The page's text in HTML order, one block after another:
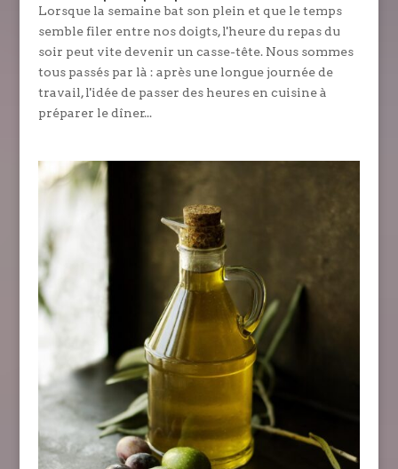
Lorsque la semaine bat son plein et que le temps
semble filer entre nos doigts, l'heure du repas du
soir peut vite devenir un casse-tête. Nous sommes
tous passés par là : après une longue journée de
travail, l'idée de passer des heures en cuisine à
préparer le dîner...